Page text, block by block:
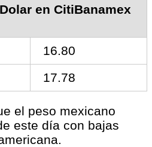
en CitiBanamex
16.80
17.78
el peso mexicano
este día con bajas